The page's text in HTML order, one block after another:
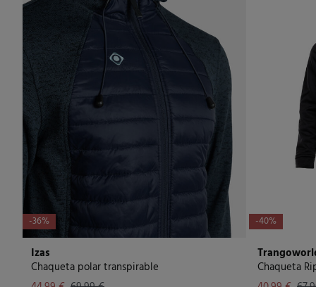
-36%
Izas
Chaqueta polar transpirable
-40%
Chaqueta